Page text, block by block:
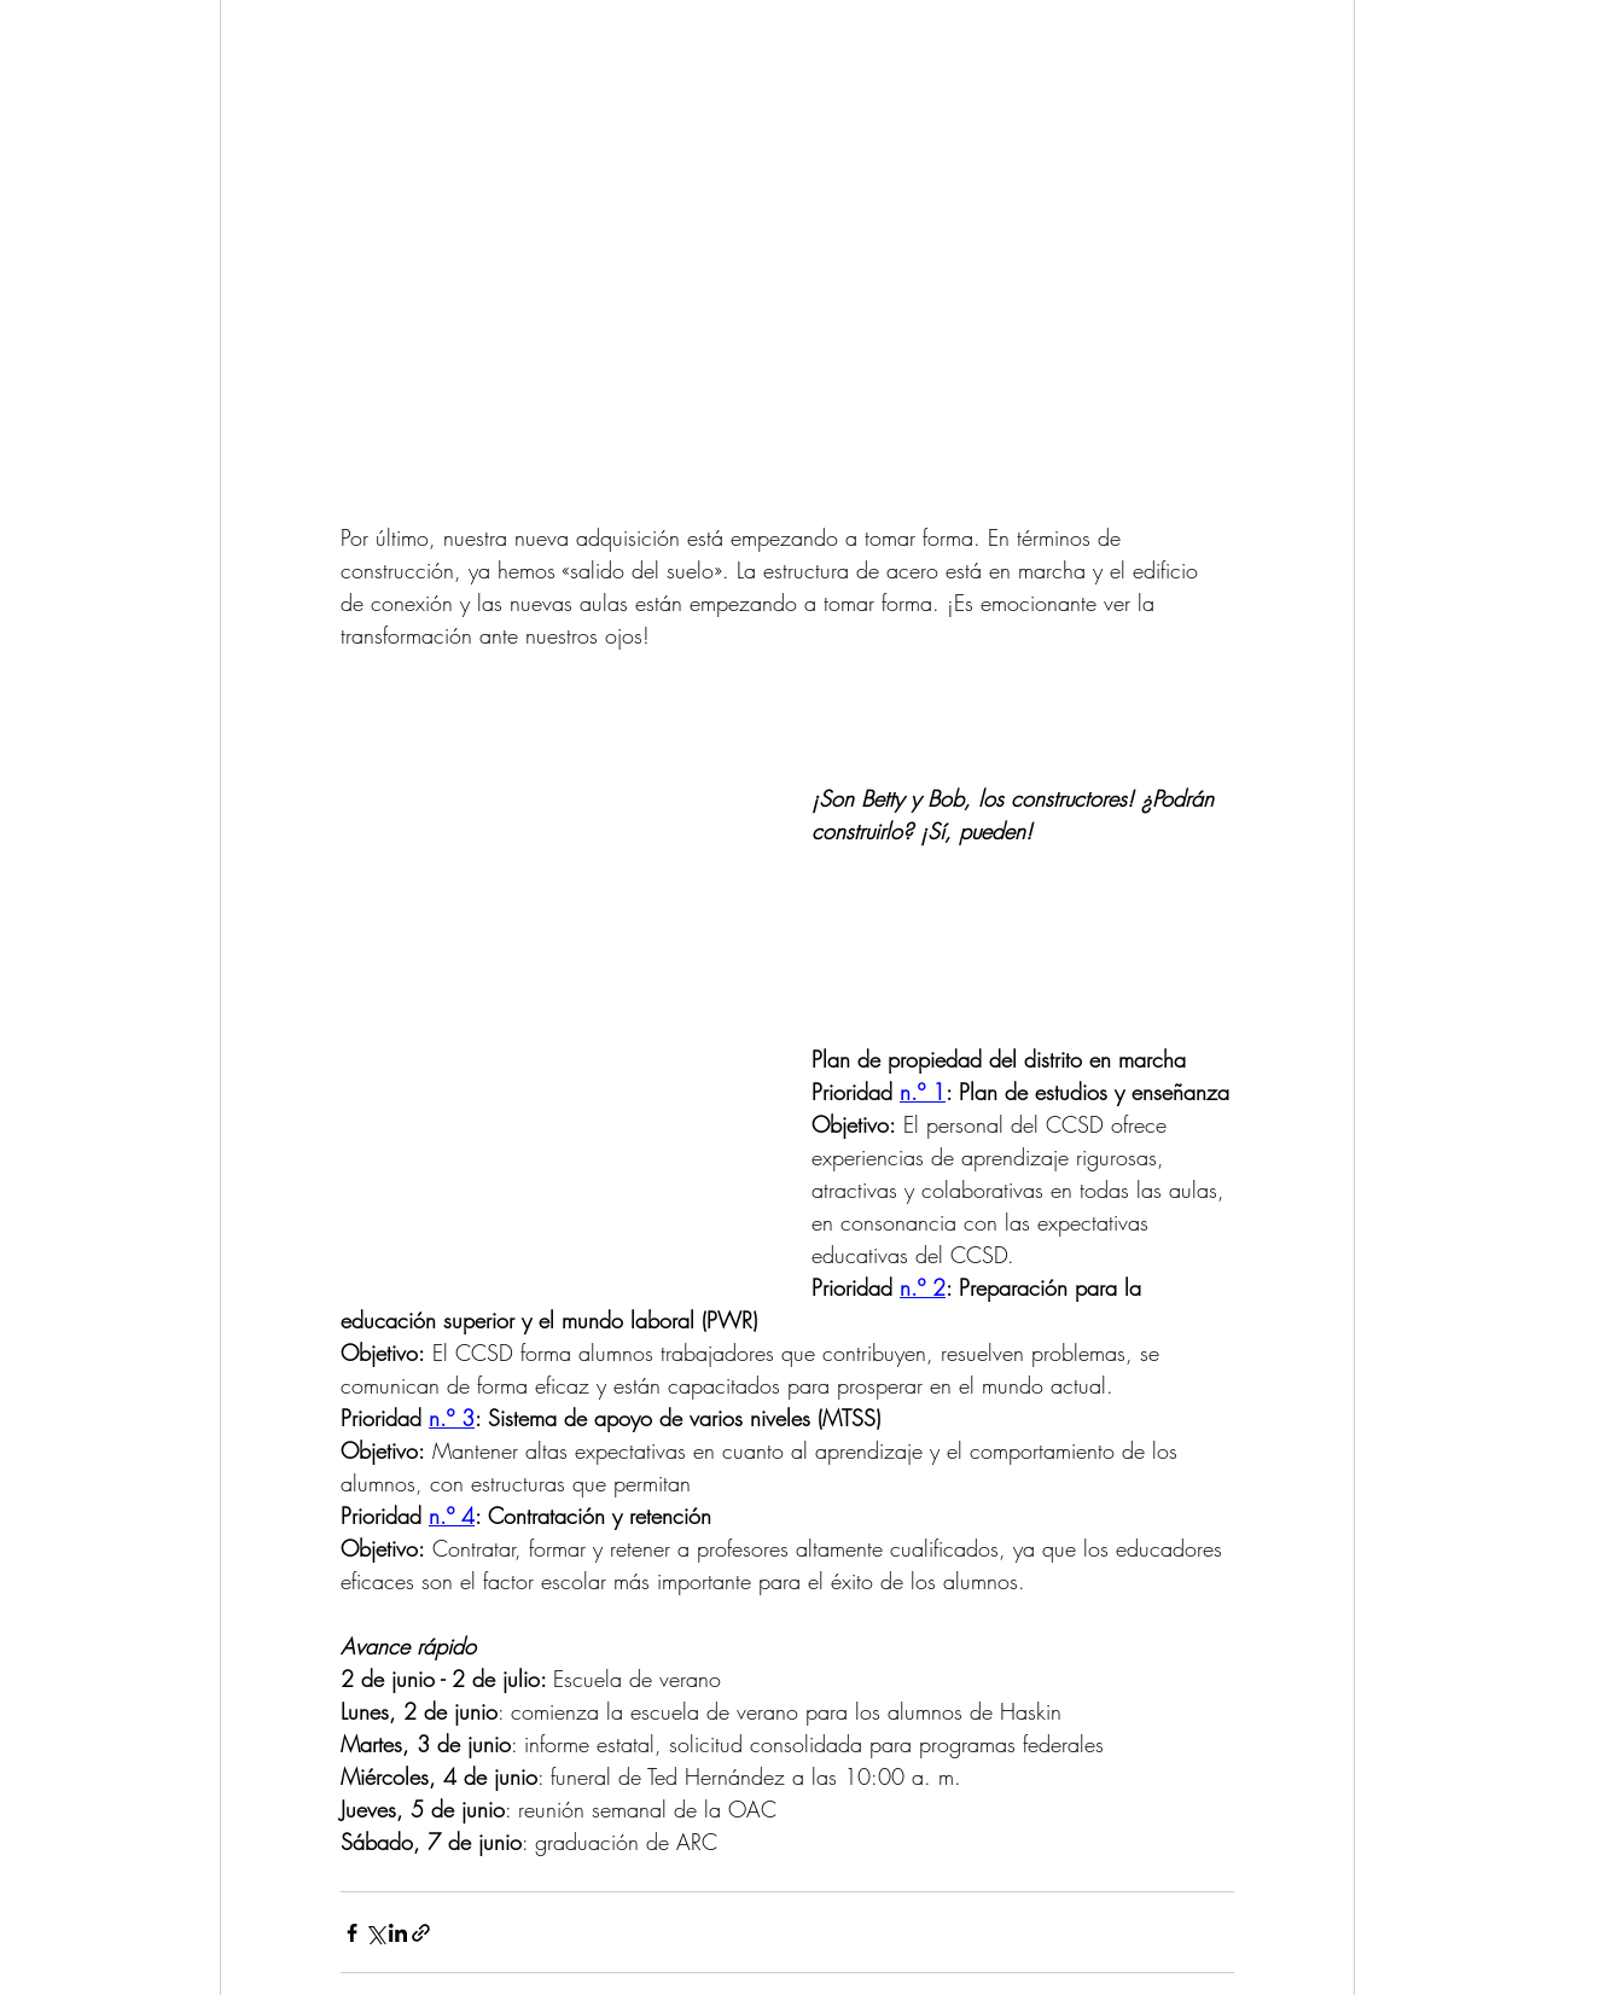
Por último, nuestra nueva adquisición está empezando a tomar forma. En términos de
construcción, ya hemos «salido del suelo». La estructura de acero está en marcha y el edificio
de conexión y las nuevas aulas están empezando a tomar forma. ¡Es emocionante ver la
transformación ante nuestros ojos!
¡Son Betty y Bob, los constructores! ¿Podrán
construirlo? ¡Sí, pueden!
Plan de propiedad del distrito en marcha
Prioridad n.º 1 : Plan de estudios y enseñanza
Objetivo: El personal del CCSD ofrece
experiencias de aprendizaje rigurosas,
atractivas y colaborativas en todas las aulas,
en consonancia con las expectativas
educativas del CCSD.
Prioridad n.º 2: Preparación para la
educación superior y el mundo laboral (PWR)
Objetivo: El CCSD forma alumnos trabajadores que contribuyen, resuelven problemas, se
comunican de forma eficaz y están capacitados para prosperar en el mundo actual.
Prioridad n.º 3: Sistema de apoyo de varios niveles (MTSS)
Objetivo: Mantener altas expectativas en cuanto al aprendizaje y el comportamiento de los
alumnos, con estructuras que permitan
Prioridad n.º 4: Contratación y retención
Objetivo: Contratar, formar y retener a profesores altamente cualificados, ya que los educadores
eficaces son el factor escolar más importante para el éxito de los alumnos.
Avance rápido
2 de junio - 2 de julio: Escuela de verano
Lunes, 2 de junio: comienza la escuela de verano para los alumnos de Haskin
Martes, 3 de junio: informe estatal, solicitud consolidada para programas federales
Miércoles, 4 de junio: funeral de Ted Hernández a las 10:00 a. m.
Jueves, 5 de junio: reunión semanal de la OAC
Sábado, 7 de junio: graduación de ARC